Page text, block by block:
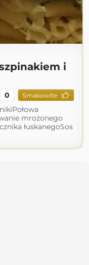
i
0 Smakowite
mrożonego
łuskanegoSos